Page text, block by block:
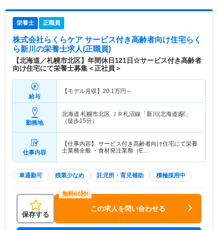
栄養士 正職員
株式会社らくらケア サービス付き高齢者向け住宅らく
ら新川 の栄養士求人(正職員)
【北海道／札幌市北区】年間休日121日☆サービス付き高齢者
向け住宅にて栄養士募集＜正社員＞
給与
【モデル月収】 20.1万円～
勤務地
北海道 札幌市北区 ＪＲ札沼線「新川(北海道)駅」
（徒歩15分）
仕事内容
【仕事内容】 サービス付き高齢者向け住宅にて栄養
士業務全般 ・食材発注業務（E…
車通勤可 残業少なめ 託児所・育児補助 積極採用中
保存する
この求人を問い合わせる